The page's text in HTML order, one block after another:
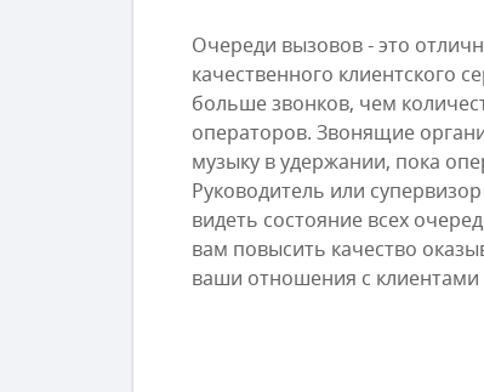
Очереди вызовов - это
качественного клиентского
больше звонков, чем
операторов. Звонящие
музыку в удержании, пока
Руководитель или
видеть состояние всех
вам повысить качество
ваши отношения с